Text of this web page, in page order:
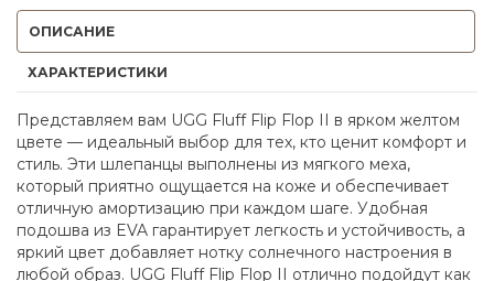
ОПИСАНИЕ
ХАРАКТЕРИСТИКИ
Представляем вам UGG Fluff Flip Flop II в ярком желтом
цвете — идеальный выбор для тех, кто ценит комфорт и
стиль. Эти шлепанцы выполнены из мягкого меха,
который приятно ощущается на коже и обеспечивает
отличную амортизацию при каждом шаге. Удобная
подошва из EVA гарантирует легкость и устойчивость, а
яркий цвет добавляет нотку солнечного настроения в
любой образ. UGG Fluff Flip Flop II отлично подойдут как